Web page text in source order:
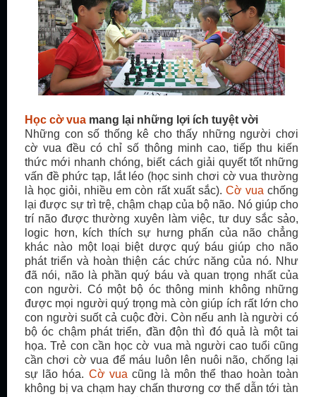
Học cờ vua mang lại những lợi ích tuyệt vời
Những con số thống kê cho thấy những người chơi
cờ vua đều có chỉ số thông minh cao, tiếp thu kiến
thức mới nhanh chóng, biết cách giải quyết tốt những
vấn đề phức tạp, lắt léo (học sinh chơi cờ vua thường
là học giỏi, nhiều em còn rất xuất sắc). Cờ vuachống
lại được sự trì trệ, chậm chạp của bộ não. Nó giúp cho
trí não được thường xuyên làm việc, tư duy sắc sảo,
logic hơn, kích thích sự hưng phấn của não chẳng
khác nào một loại biệt dược quý báu giúp cho não
phát triển và hoàn thiện các chức năng của nó. Như
đã nói, não là phần quý báu và quan trọng nhất của
con người. Có một bộ óc thông minh không những
được mọi người quý trọng mà còn giúp ích rất lớn cho
con người suốt cả cuộc đời. Còn nếu anh là người có
bộ óc chậm phát triển, đần độn thì đó quả là một tai
họa. Trẻ con cần học cờ vua mà người cao tuổi cũng
cần chơi cờ vua để máu luôn lên nuôi não, chống lại
sự lão hóa. Cờ vuacũng là môn thể thao hoàn toàn
không bị va chạm hay chấn thương cơ thể dẫn tới tàn